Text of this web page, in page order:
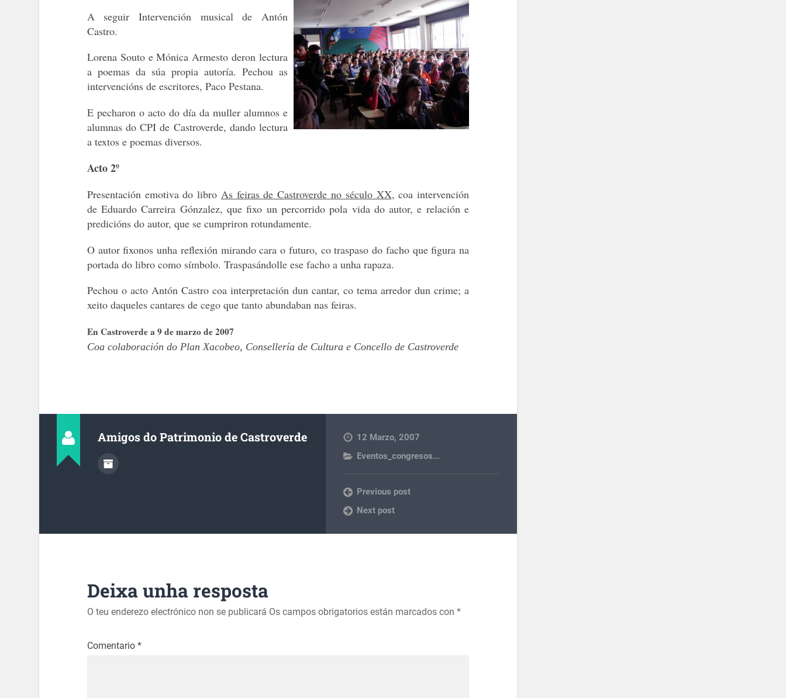
A seguir Intervención musical de Antón
Castro.
Lorena Souto e Mónica Armesto deron lectura
a poemas da súa propia autoría. Pechou as
intervencións de escritores, Paco Pestana.
E pecharon o acto do día da muller alumnos e
alumnas do CPI de Castroverde, dando lectura
a textos e poemas diversos.
Acto 2º
Presentación emotiva do libro As feiras de Castroverde no século XX,coa intervención
de Eduardo Carreira Gónzalez, que fixo un percorrido pola vida do autor, e relación e
predicións do autor, que se cumpriron rotundamente.
O autor fixonos unha reflexión mirando cara o futuro, co traspaso do facho que figura na
portada do libro como símbolo. Traspasándolle ese facho a unha rapaza.
Pechou o acto Antón Castro coa interpretación dun cantar, co tema arredor dun crime; a
xeito daqueles cantares de cego que tanto abundaban nas feiras.
En Castroverde a 9 de marzo de 2007
Coa colaboración do Plan Xacobeo, Consellería de Cultura e Concello de Castroverde
Amigos do Patrimonio de Castroverde
12 Marzo, 2007
Eventos_congresos...
Previous post
Next post
Deixa unha resposta
O teu enderezo electrónico non se publicará Os campos obrigatorios están marcados con *
Comentario *